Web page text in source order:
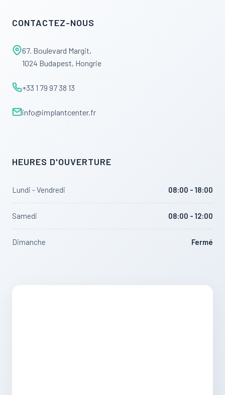
CONTACTEZ-NOUS
67. Boulevard Margit,
1024 Budapest, Hongrie
+33 1 79 97 38 13
info@implantcenter.fr
HEURES D'OUVERTURE
Lundi - Vendredi 08:00 - 18:00
Samedi 08:00 - 12:00
Dimanche Fermé